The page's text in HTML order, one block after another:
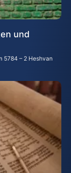
und
5784 – 2 Heshvan